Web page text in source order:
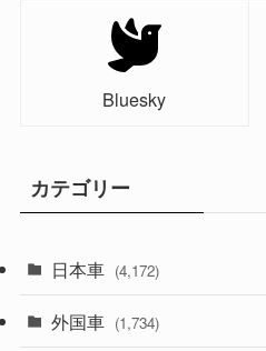
Bluesky
カテゴリー
日本車 (4,172)
(1,321)
外国車 (1,734)